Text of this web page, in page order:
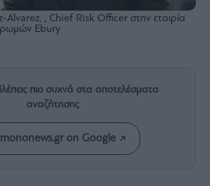
Alvarez, , Chief Risk Officer στην εταιρία
Ebury
πιο συχνά στα αποτελέσματα
αναζήτησης
on Google